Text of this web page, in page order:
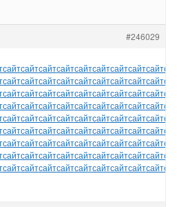
#246029
сайтсайтсайтсайтсайтсайтсайтсайтсайтсайт
сайтсайтсайтсайтсайтсайтсайтсайтсайтсайт
сайтсайтсайтсайтсайтсайтсайтсайтсайтсайт
сайтсайтсайтсайтсайтсайтсайтсайтсайтсайт
сайтсайтсайтсайтсайтсайтсайтсайтсайтсайт
сайтсайтсайтсайтсайтсайтсайтсайтсайтсайт
сайтсайтсайтсайтсайтсайтсайтсайтсайтсайт
сайтсайтсайтсайтсайтсайтсайтсайтсайтсайт
сайтсайтсайтсайтсайтсайтсайтсайтсайтсайт